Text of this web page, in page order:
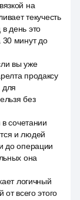
на
текучесть
день это
30 минут до
вы уже
продаксу
для
без
сочетании
и людей
до операции
она
логичный
всего этого